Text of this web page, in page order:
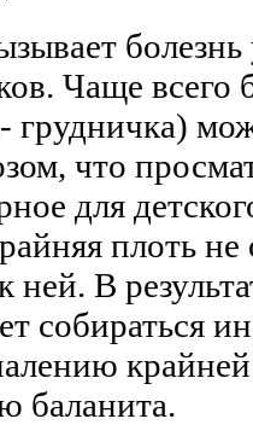
Чаще всего
грудничка)
что
для
плоть
ней. В
собираться
баланита.